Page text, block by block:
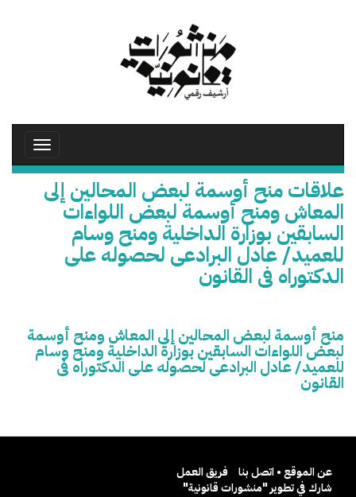
Toggle
علاقات منح أوسمة لبعض المحالين إلى
المعاش ومنح أوسمة لبعض اللواءات
السابقين بوزارة الداخلية ومنح وسام
للعميد/ عادل البرادعى لحصوله على
الدكتوراه فى القانون
منح أوسمة لبعض المحالين إلى المعاش ومنح أوسمة
لبعض اللواءات السابقين بوزارة الداخلية ومنح وسام
للعميد/ عادل البرادعى لحصوله على الدكتوراه فى
القانون
عن الموقع • اتصل بنا
فريق العمل
شارك في تطوير "منشورات قانونية"